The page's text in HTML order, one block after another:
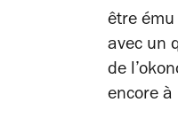
être
avec un
de
encore à